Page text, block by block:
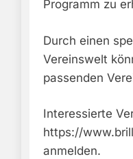
Programm zu
Durch einen
Vereinswelt
passenden
Interessierte
https://
anmelden.